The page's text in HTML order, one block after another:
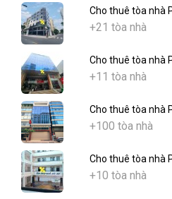
Cho thuê tòa nhà
+21 tòa nhà
Cho thuê tòa nhà
+11 tòa nhà
Cho thuê tòa nhà
+100 tòa nhà
Cho thuê tòa nhà
+10 tòa nhà